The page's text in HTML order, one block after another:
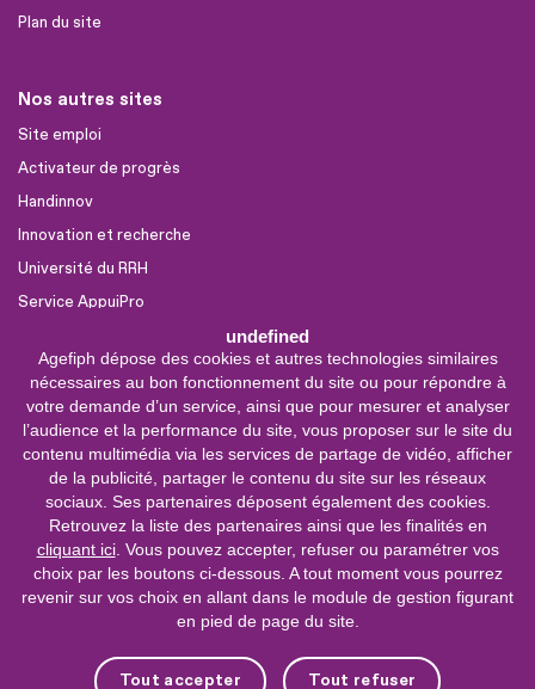
undefined
Agefiph dépose des cookies et autres technologies similaires
nécessaires au bon fonctionnement du site ou pour répondre à
votre demande d’un service, ainsi que pour mesurer et analyser
l’audience et la performance du site, vous proposer sur le site du
contenu multimédia via les services de partage de vidéo, afficher
de la publicité, partager le contenu du site sur les réseaux
sociaux. Ses partenaires déposent également des cookies.
Retrouvez la liste des partenaires ainsi que les finalités en
cliquant ici. Vous pouvez accepter, refuser ou paramétrer vos
choix par les boutons ci-dessous. A tout moment vous pourrez
revenir sur vos choix en allant dans le module de gestion figurant
en pied de page du site.
Tout accepter Tout refuser
Plan du site
Nos autres sites
Site emploi
Activateur de progrès
Handinnov
Innovation et recherche
Université du RRH
Service AppuiPro
Nous suivre
Youtube
Linkedin
Facebook
0 800 11 10 09
Service &
appel gratuits
Nous contacter